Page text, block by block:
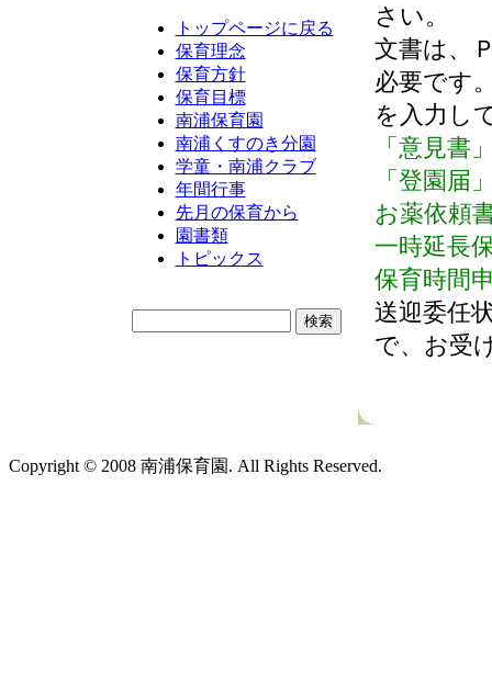
トップページに戻る
保育理念
保育方針
保育目標
南浦保育園
南浦くすのき分園
学童・南浦クラブ
年間行事
先月の保育から
園書類
トピックス
さい。
文書は、
必要です
を入力し
「意見書
「登園届
お薬依頼
一時延長
保育時間
送迎委任
で、お受
Copyright © 2008 南浦保育園. All Rights Reserved.